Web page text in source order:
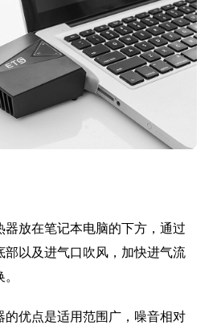
器放在笔记本电脑的下方，通过
部以及进气口吹风，加快进气流
的优点是适用范围广，噪音相对